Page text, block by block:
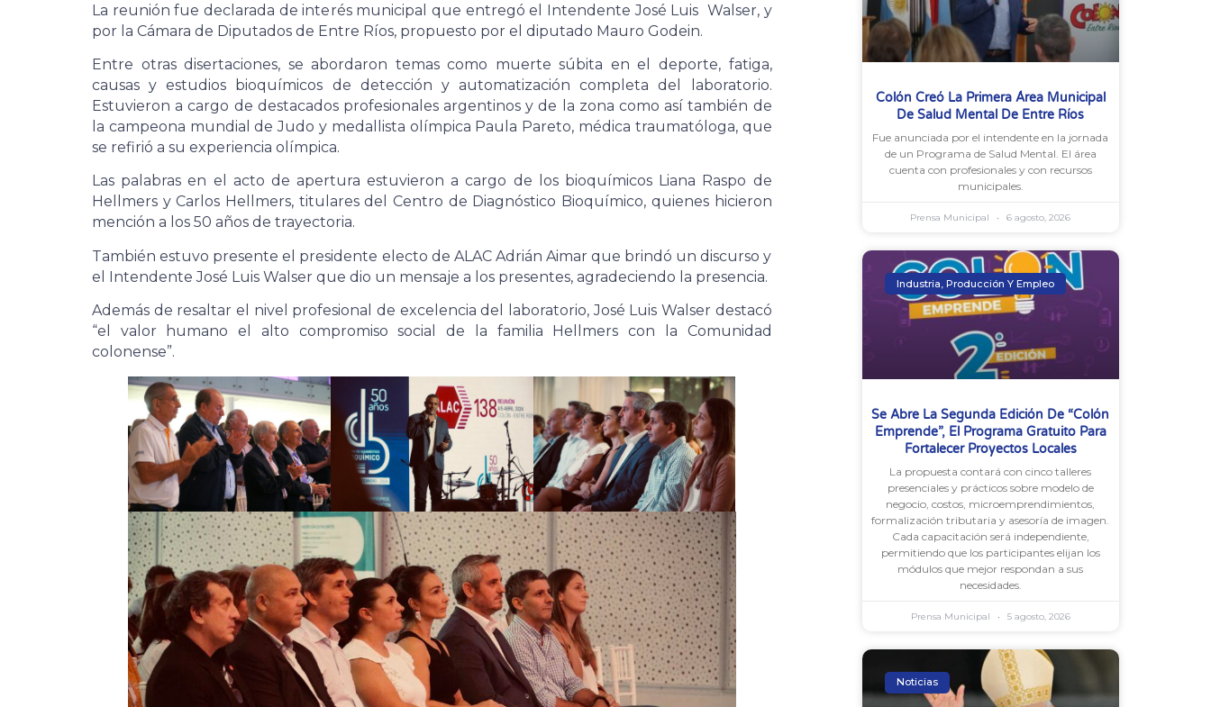
La reunión fue declarada de interés municipal que entregó el Intendente José Luis Walser, y
por la Cámara de Diputados de Entre Ríos, propuesto por el diputado Mauro Godein.
Entre otras disertaciones, se abordaron temas como muerte súbita en el deporte, fatiga,
causas y estudios bioquímicos de detección y automatización completa del laboratorio.
Estuvieron a cargo de destacados profesionales argentinos y de la zona como así también de
la campeona mundial de Judo y medallista olímpica Paula Pareto, médica traumatóloga, que
se refirió a su experiencia olímpica.
Las palabras en el acto de apertura estuvieron a cargo de los bioquímicos Liana Raspo de
Hellmers y Carlos Hellmers, titulares del Centro de Diagnóstico Bioquímico, quienes hicieron
mención a los 50 años de trayectoria.
También estuvo presente el presidente electo de ALAC Adrián Aimar que brindó un discurso y
el Intendente José Luis Walser que dio un mensaje a los presentes, agradeciendo la presencia.
Además de resaltar el nivel profesional de excelencia del laboratorio, José Luis Walser destacó
“el valor humano el alto compromiso social de la familia Hellmers con la Comunidad
colonense”.
Colón Creó La Primera Área Municipal
De Salud Mental De Entre Ríos
Fue anunciada por el intendente en la jornada
de un Programa de Salud Mental. El área
cuenta con profesionales y con recursos
municipales.
Prensa Municipal 6 agosto, 2026
Industria, Producción Y Empleo
Se Abre La Segunda Edición De “Colón
Emprende”, El Programa Gratuito Para
Fortalecer Proyectos Locales
La propuesta contará con cinco talleres
presenciales y prácticos sobre modelo de
negocio, costos, microemprendimientos,
formalización tributaria y asesoría de imagen.
Cada capacitación será independiente,
permitiendo que los participantes elijan los
módulos que mejor respondan a sus
necesidades.
Prensa Municipal 5 agosto, 2026
Noticias